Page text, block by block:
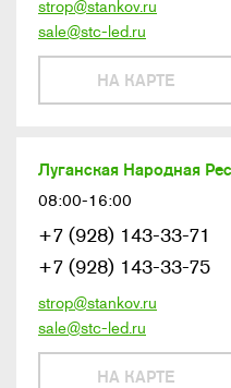
НА КАРТЕ
strop@stankov.ru
sale@stc-led.ru
Луганская Народная
08:00-16:00
НА КАРТЕ
+7 (928) 143-33-71
+7 (928) 143-33-75
strop@stankov.ru
sale@stc-led.ru